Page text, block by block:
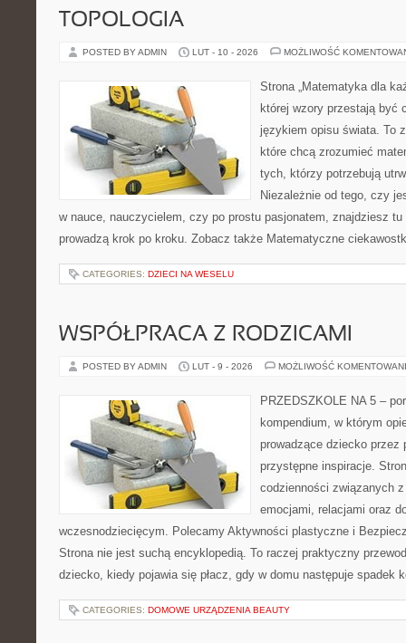
TOPOLOGIA
POSTED BY ADMIN LUT - 10 - 2026 MOŻLIWOŚĆ
Strona „Matematyka dla
której wzory przestają być
językiem opisu świata. To
które chcą zrozumieć
tych, którzy potrzebują
Niezależnie od tego, czy
w nauce, nauczycielem, czy po prostu pasjonatem, znajdziesz tu
prowadzą krok po kroku. Zobacz także Matematyczne
CATEGORIES: DZIECI NA WESELU
WSPÓŁPRACA Z RODZICAMI
POSTED BY ADMIN LUT - 9 - 2026 MOŻLIWOŚĆ
PRZEDSZKOLE NA 5 –
kompendium, w którym
prowadzące dziecko przez
przystępne inspiracje.
codzienności związanych
emocjami, relacjami oraz
wczesnodziecięcym. Polecamy Aktywności plastyczne i
Strona nie jest suchą encyklopedią. To raczej praktyczny
dziecko, kiedy pojawia się płacz, gdy w domu następuje spadek
CATEGORIES: DOMOWE URZĄDZENIA BEAUTY